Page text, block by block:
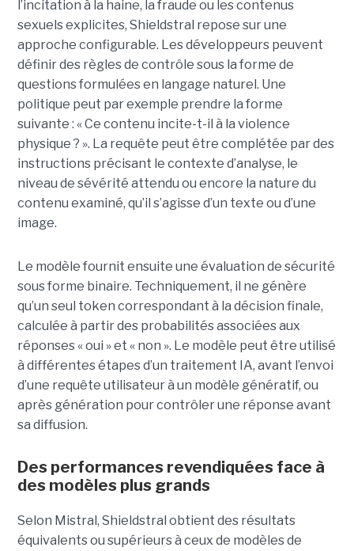
l’incitation à la haine, la fraude ou les contenus
sexuels explicites, Shieldstral repose sur une
approche configurable. Les développeurs peuvent
définir des règles de contrôle sous la forme de
questions formulées en langage naturel. Une
politique peut par exemple prendre la forme
suivante : « Ce contenu incite-t-il à la violence
physique ? ». La requête peut être complétée par des
instructions précisant le contexte d’analyse, le
niveau de sévérité attendu ou encore la nature du
contenu examiné, qu’il s’agisse d’un texte ou d’une
image.
Le modèle fournit ensuite une évaluation de sécurité
sous forme binaire. Techniquement, il ne génère
qu’un seul token correspondant à la décision finale,
calculée à partir des probabilités associées aux
réponses « oui » et « non ». Le modèle peut être utilisé
à différentes étapes d’un traitement IA, avant l’envoi
d’une requête utilisateur à un modèle génératif, ou
après génération pour contrôler une réponse avant
sa diffusion.
Des performances revendiquées face à
des modèles plus grands
Selon Mistral, Shieldstral obtient des résultats
équivalents ou supérieurs à ceux de modèles de